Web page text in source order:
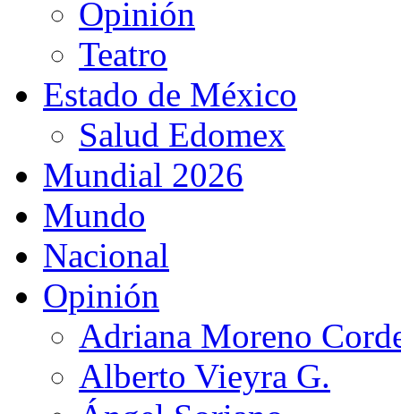
Opinión
Teatro
Estado de México
Salud Edomex
Mundial 2026
Mundo
Nacional
Opinión
Adriana Moreno
Alberto Vieyra G.